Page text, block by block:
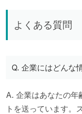
よくある質問
Q. 企業にはどんな
A. 企業はあなたの年
トを送っています。